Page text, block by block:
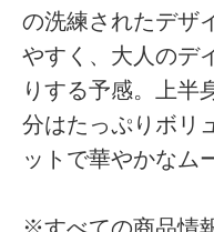
の洗練されたデザ
やすく、大人のデ
りする予感。上半
分はたっぷりボリ
ットで華やかなム